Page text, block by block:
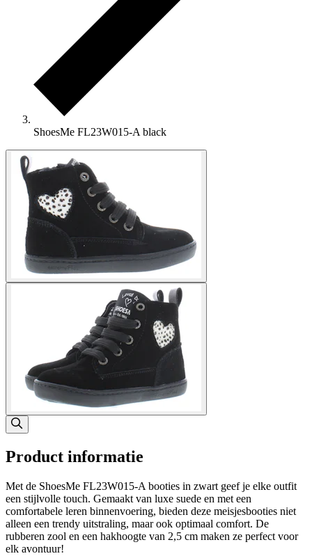
ShoesMe FL23W015-A black
Product informatie
Met de ShoesMe FL23W015-A booties in zwart geef je elke outfit
een stijlvolle touch. Gemaakt van luxe suede en met een
comfortabele leren binnenvoering, bieden deze meisjesbooties niet
alleen een trendy uitstraling, maar ook optimaal comfort. De
rubberen zool en een hakhoogte van 2,5 cm maken ze perfect voor
elk avontuur!